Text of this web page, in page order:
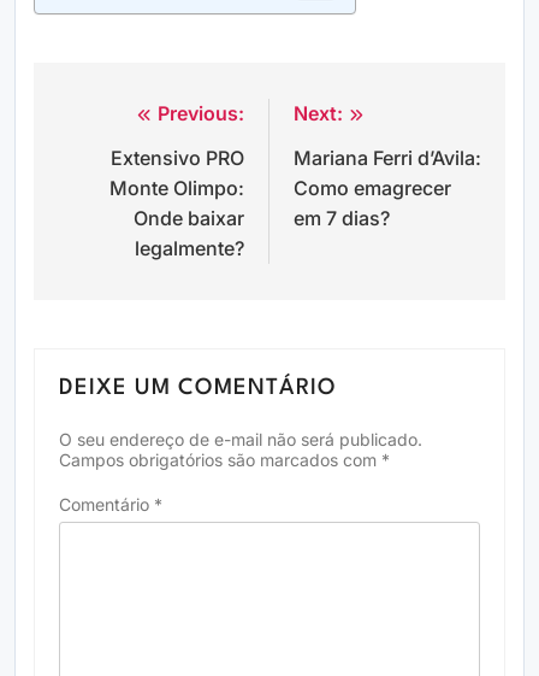
NavegaçãoPrevious:
Extensivo PRO
Monte Olimpo:
Onde baixar
legalmente?
Next:
Mariana Ferri d’Avila:
Como emagrecer
em 7 dias?
DEIXE UM COMENTÁRIO
O seu endereço de e-mail não será publicado.
Campos obrigatórios são marcados com *
Comentário *